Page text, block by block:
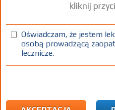
Telmisartan
tabl. 40 mg
100%
30%(1)
wskazania przy opisie leku)
kliknij
Oświadczam, że jestem
osobą prowadzącą
lecznicze.